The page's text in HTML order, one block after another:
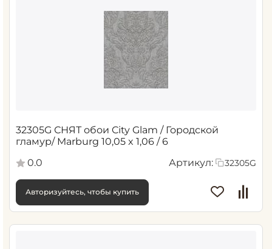
32305G СНЯТ обои City Glam / Городской
гламур/ Marburg 10,05 x 1,06 / 6
0.0
Артикул: 32305G
Авторизуйтесь, чтобы купить